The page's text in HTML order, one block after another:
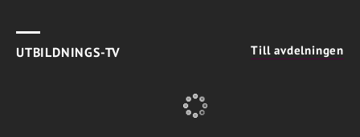
UTBILDNINGS-TV Till avdelningen